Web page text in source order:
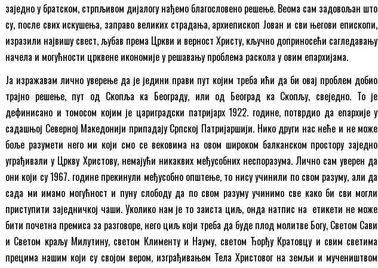
заједно у братском, стрпљивом дијалогу нађемо благословено решење. Веома сам задовољан што
су, после свих искушења, заправо великих страдања, архиепископ Јован и сви његови епископи,
изразили највишу свест, љубав према Цркви и верност Христу, кључно доприносећи сагледавању
начела и могућности црквене икономије у решавању проблема раскола у овим епархијама.
Ја изражавам лично уверење да је једини прави пут којим треба ићи да би овај проблем добио
трајно решење, пут од Скопља ка Београду, или од Београд ка Скопљу, свеједно. То је
дефинисано и томосом којим је цариградски патријарх 1922. године, потврдио да епархије у
садашњој Северној Македонији припадају Српској Патријаршији. Нико други нас неће и не може
боље разумети него ми који смо се вековима на овом широком балканском простору заједно
уграђивали у Цркву Христову, немајући никаквих међусобних неспоразума. Лично сам уверен да
они који су 1967. године прекинули међусобно општење, то нису учинили по свом разуму, али да
сада ми имамо могућност и пуну слободу да по свом разуму учинимо све како би сви могли
приступити заједничкој чаши. Уколико нам је то заиста циљ, онда натпис на етикети не може
бити почетна премиса за разговоре, него циљ који треба да буде плод молитве Богу, Светом Сави
и Светом краљу Милутину, светом Клименту и Науму, светом Ђорђу Кратовцу и свим светима
прецима нашим који су својом вером, изграђивањем Тела Христовог на земљи и мучеништвом